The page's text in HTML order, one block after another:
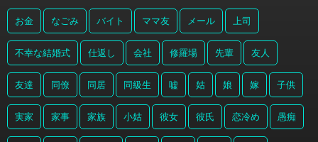
お金 なごみ バイト ママ友 メール 上司
不幸な結婚式 仕返し 会社 修羅場 先輩 友人
友達 同僚 同居 同級生 嘘 姑 娘 嫁 子供
実家 家事 家族 小姑 彼女 彼氏 恋冷め 愚痴